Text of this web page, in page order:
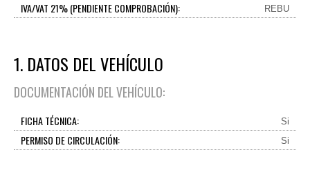
IVA/VAT 21% (PENDIENTE COMPROBACIÓN): REBU
1. DATOS DEL VEHÍCULO
DOCUMENTACIÓN DEL VEHÍCULO:
FICHA TÉCNICA: Si
PERMISO DE CIRCULACIÓN: Si